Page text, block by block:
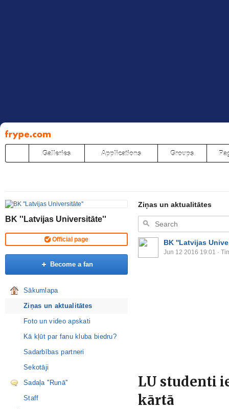
Pāriet
uz
saturu
Galleries Applications Groups
BK ''Latvijas Universitāte''
Official page
Become a fan
Sākumlapa
Ziņas un aktualitātes
Foto un video apskati
Kā kļūt par fanu kluba biedru?
Sadarbības partneri
Sekotāji
Sadaļa ''Runā''
Staff
Ziņas un aktualitātes
BK ''Latvijas
Jun 12 2016 19:01 ·
LU studenti
kārtā